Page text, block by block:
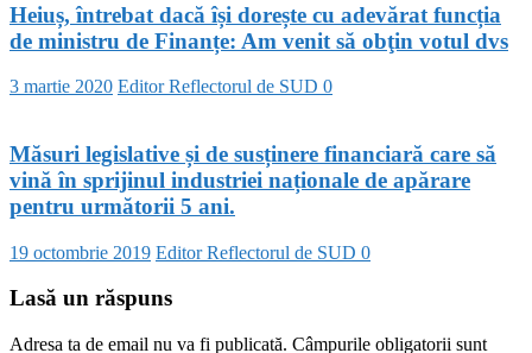
Heiuș, întrebat dacă își dorește cu adevărat funcția
de ministru de Finanțe: Am venit să obţin votul dvs
3 martie 2020 Editor Reflectorul de SUD 0
Măsuri legislative și de susținere financiară care să
vină în sprijinul industriei naționale de apărare
pentru următorii 5 ani.
19 octombrie 2019 Editor Reflectorul de SUD 0
Lasă un răspuns
Adresa ta de email nu va fi publicată. Câmpurile obligatorii sunt